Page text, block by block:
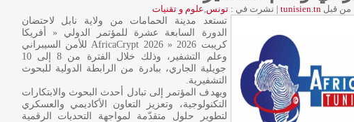
من قبلtunisien.tn
| نشرت في :تونس,علوم و تقنيات
تستعد مدينة الحمامات من ولاية نابل لاحتضان
الدورة السابعة عشرة للمؤتمر الدولي « أفريكا
كريبت 2026 « AfricaCrypt 2026 للأمن السيبراني
وعلم التشفير، وذلك خلال الفترة من 8 إلى 10
جويلية الجاري، ببادرة من الرابطة الدولية للبحوث
التشفيرية.
ويهدف المؤتمر إلى تبادل أحدث البحوث والابتكارات
التكنولوجية، وتعزيز التعاون الأكاديمي والعسكري
لتطوير حلول متقدّمة لمواجهة التحديات الرقمية